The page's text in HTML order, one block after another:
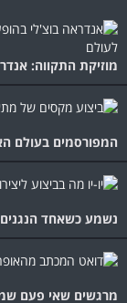
מוזיקת התקווה:
המפורסמים בעולם
נשמע כשאחד הנגנים הטובים
מרגשים שאי פעם